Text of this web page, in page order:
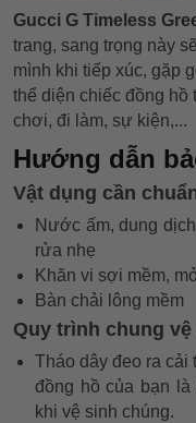
Gucci G Timeless
trang, sang trọng này
mình khi tiếp xúc, gặp
thể diện chiếc đồng hồ
chơi, đi làm, sự kiện,...
Hướng dẫn
Vật dụng cần
Nước ấm, dung
rửa nhẹ
Khăn vi sợi mềm,
Bàn chải lông mềm
Quy trình chung
Tháo dây đeo ra cải
đồng hồ của bạn
khi vệ sinh chúng.